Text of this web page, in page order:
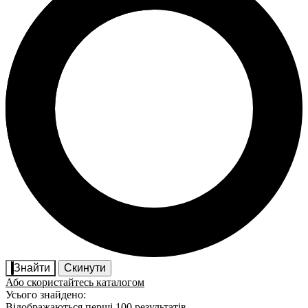
Знайти
Скинути
Або скористайтесь каталогом
Усього знайдено: